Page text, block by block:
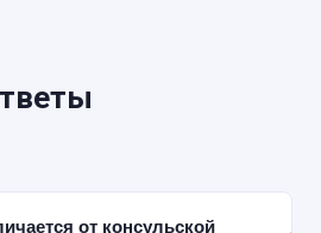
от консульской